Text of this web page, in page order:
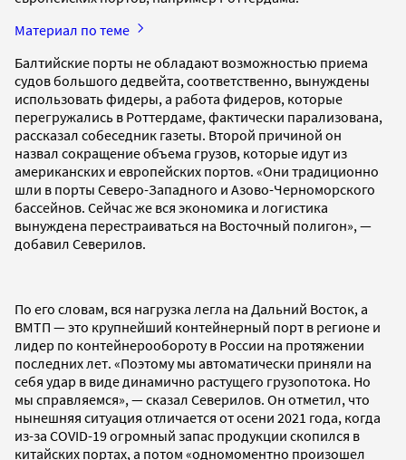
Материал по теме
Балтийские порты не обладают возможностью приема
судов большого дедвейта, соответственно, вынуждены
использовать фидеры, а работа фидеров, которые
перегружались в Роттердаме, фактически парализована,
рассказал собеседник газеты. Второй причиной он
назвал сокращение объема грузов, которые идут из
американских и европейских портов. «Они традиционно
шли в порты Северо-Западного и Азово-Черноморского
бассейнов. Сейчас же вся экономика и логистика
вынуждена перестраиваться на Восточный полигон», —
добавил Северилов.
По его словам, вся нагрузка легла на Дальний Восток, а
ВМТП — это крупнейший контейнерный порт в регионе и
лидер по контейнерообороту в России на протяжении
последних лет. «Поэтому мы автоматически приняли на
себя удар в виде динамично растущего грузопотока. Но
мы справляемся», — сказал Северилов. Он отметил, что
нынешняя ситуация отличается от осени 2021 года, когда
из-за COVID-19 огромный запас продукции скопился в
китайских портах, а потом «одномоментно произошел